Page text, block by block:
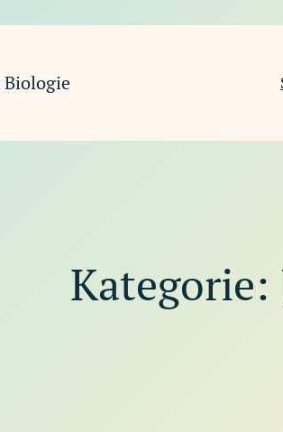
Biologie
Kategorie: